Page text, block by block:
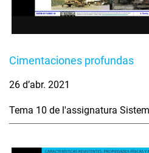
Cimentaciones profundas
26 d’abr. 2021
Tema 10 de l'assignatura